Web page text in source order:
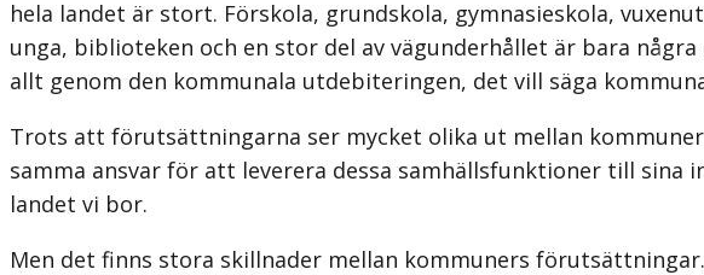
hela landet är stort. Förskola, grundskola, gymnasieskola,
unga, biblioteken och en stor del av vägunderhållet är bara
allt genom den kommunala utdebiteringen, det vill säga
Trots att förutsättningarna ser mycket olika ut mellan
samma ansvar för att leverera dessa samhällsfunktioner till sina
landet vi bor.
Men det finns stora skillnader mellan kommuners